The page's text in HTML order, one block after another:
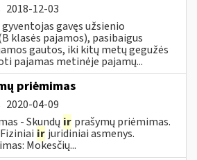
2018-12-03
gavęs užsienio
klasės pajamos), pasibaigus
gautos, iki kitų metų gegužės
pajamas metinėje pajamų...
priėmimas
2020-04-09
- Skundų ir prašymų priėmimas.
ir juridiniai asmenys.
Mokesčių...